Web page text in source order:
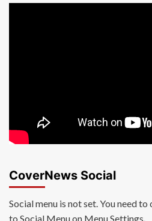
CoverNews Social
Social menu is not set. You need
to Social Menu on Menu Settings.